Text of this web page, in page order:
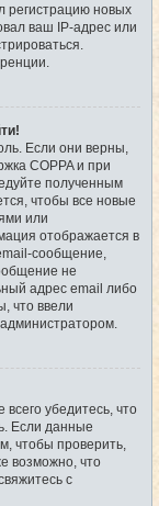
регистрацию новых
ваш IP-адрес или
Если они верны,
COPPA и при
полученным
чтобы все новые
или
отображается в
сообщение,
не
адрес email либо
что ввели
убедитесь, что
Если данные
чтобы проверить,
возможно, что
с